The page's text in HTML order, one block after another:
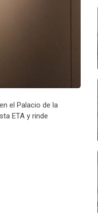
el Palacio de la
ETA y rinde